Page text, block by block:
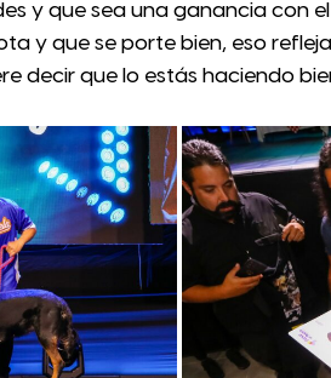
y que sea una ganancia con
y que se porte bien, eso
decir que lo estás haciendo